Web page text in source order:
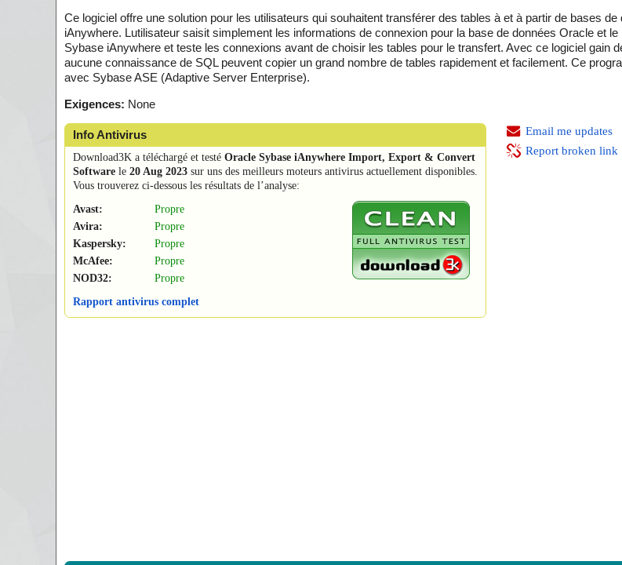
Ce logiciel offre une solution pour les utilisateurs qui souhaitent transférer des tables à et à partir de bases
iAnywhere. Lutilisateur saisit simplement les informations de connexion pour la base de données Oracle et
Sybase iAnywhere et teste les connexions avant de choisir les tables pour le transfert. Avec ce logiciel gain
aucune connaissance de SQL peuvent copier un grand nombre de tables rapidement et facilement. Ce
avec Sybase ASE (Adaptive Server Enterprise).
Exigences: None
Info Antivirus
Download3K a téléchargé et testé Oracle Sybase iAnywhere Import, Export & Convert
Software le 20 Aug 2023 sur uns des meilleurs moteurs antivirus actuellement disponibles.
Vous trouverez ci-dessous les résultats de l’analyse:
Avast:
Propre
Avira:
Propre
Kaspersky:
Propre
McAfee:
Propre
NOD32:
Propre
Rapport antivirus complet
Email me updates
Report broken link